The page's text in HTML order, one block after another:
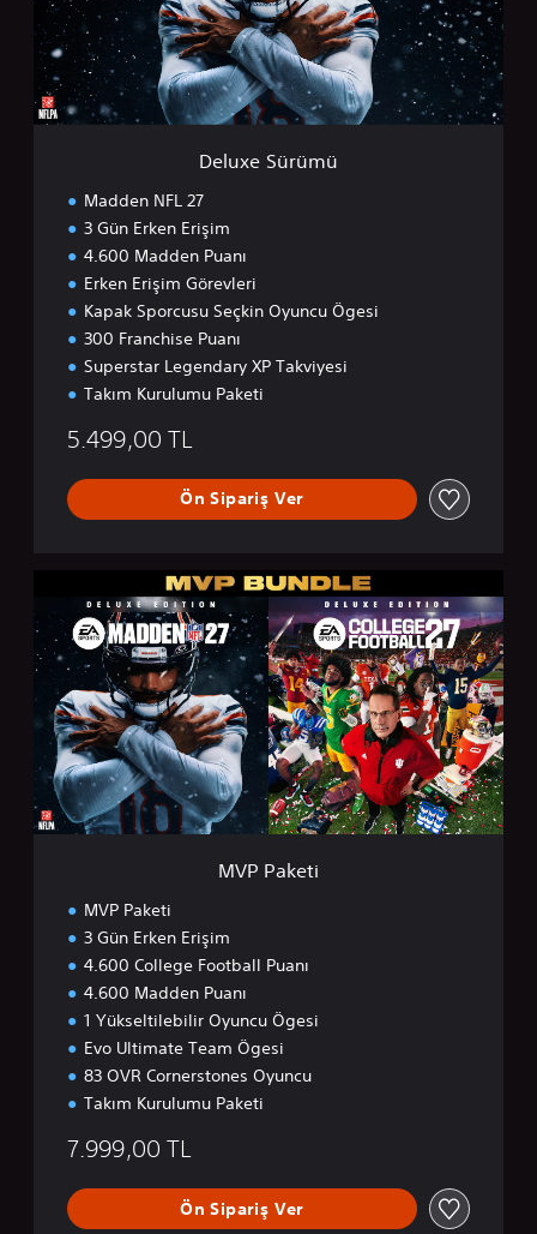
ü
m
ü
Deluxe Sürümü
Madden NFL 27
3 Gün Erken Erişim
4.600 Madden Puanı
Erken Erişim Görevleri
Kapak Sporcusu Seçkin Oyuncu Ögesi
300 Franchise Puanı
Superstar Legendary XP Takviyesi
Takım Kurulumu Paketi
5.499,00 TL
Ön Sipariş Ver
P
P
a
k
e
MVP Paketi
MVP Paketi
3 Gün Erken Erişim
4.600 College Football Puanı
4.600 Madden Puanı
1 Yükseltilebilir Oyuncu Ögesi
Evo Ultimate Team Ögesi
83 OVR Cornerstones Oyuncu
Takım Kurulumu Paketi
7.999,00 TL
Ön Sipariş Ver